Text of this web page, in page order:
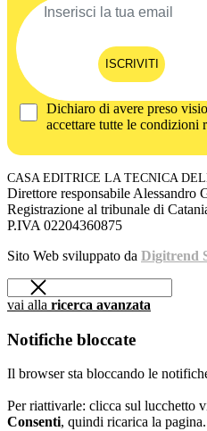
ISCRIVITI
Dichiaro di avere preso
accettare tutte le condizioni
CASA EDITRICE LA TECNICA
Direttore responsabile Alessandro
Registrazione al tribunale di
P.IVA 02204360875
Sito Web sviluppato da Digitrend
vai alla ricerca avanzata
Notifiche bloccate
Il browser sta bloccando le
Per riattivarle: clicca sul lucchetto
Consenti, quindi ricarica la pagina.